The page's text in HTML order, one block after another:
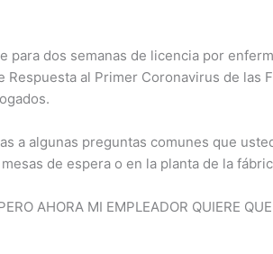
para dos semanas de licencia por
Respuesta al Primer Coronavirus de
a algunas preguntas comunes que
de espera o en la planta de la
AHORA MI EMPLEADOR QUIERE